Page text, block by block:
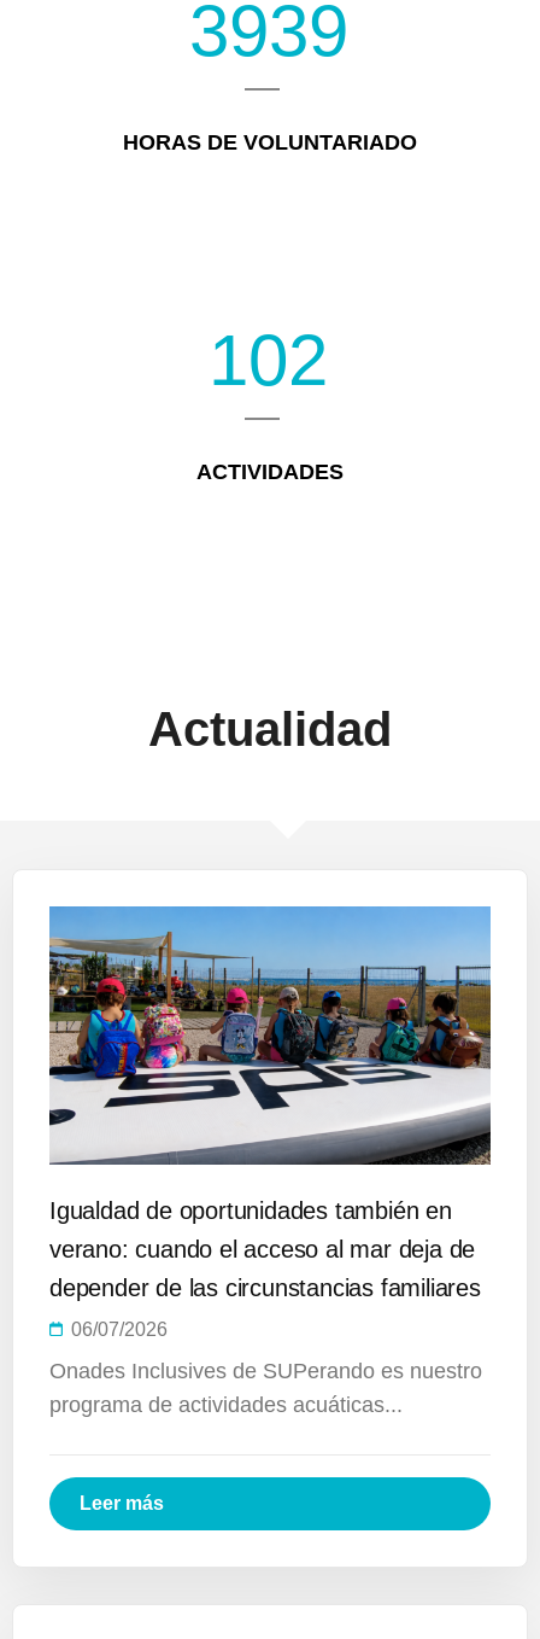
3939
HORAS DE VOLUNTARIADO
102
ACTIVIDADES
Actualidad
Igualdad de oportunidades también en
verano: cuando el acceso al mar deja de
depender de las circunstancias familiares
06/07/2026
Onades Inclusives de SUPerando es nuestro
programa de actividades acuáticas...
Leer más